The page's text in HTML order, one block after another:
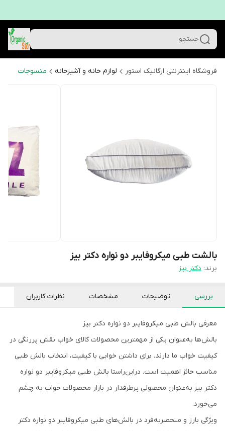
جستجو
فروشگاه اینترنتی ارگانیک استور لوازم خانه و آشپزخانه منسوجات
بالشت طبی میکروفایبر دو نواره دکتر بیز
برند: دکتر بیز
بررسی توضیحات مشخصات نظرات کاربران
معرفی بالش طبی میکروفایبر دو نواره دکتر بیز
بالش‌ها به‌عنوان یکی از مهمترین محصولات کالای خواب نقش پررنگی در
کیفیت خواب ما دارند. برای داشتن خوابی با کیفیت، انتخاب بالش طبی
مناسب حائز اهمیت است. دراین‌راستا بالش طبی میکروفایبر دو نواره
دکتر بیز به‌عنوان محصولی پرطرفدار در بازار محصولات خواب به چشم
می‌خورد.
ویژگی بارز و منحصربه‌فرد در بالش‌های طبی میکروفایبر دو نواره دکتر